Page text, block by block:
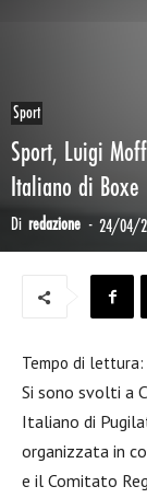
Sport
Sport, Luigi
Italiano di Boxe
Di redazione - 24/04/
Tempo di lettura:
Si sono svolti a
Italiano di
organizzata in
e il Comitato